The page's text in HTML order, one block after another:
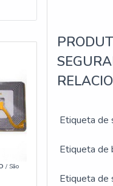
/ São
Etiqueta de
Etiqueta de
Etiqueta de